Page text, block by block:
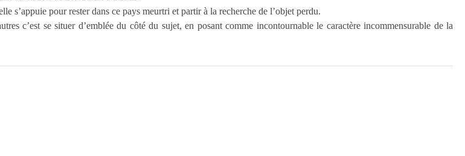
s’appuie pour rester dans ce pays meurtri et partir à la recherche de l’objet perdu.
c’est se situer d’emblée du côté du sujet, en posant comme incontournable le caractère incommensurable de la